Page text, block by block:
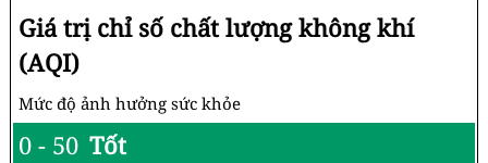
Giá trị chỉ số chất lượng không khí
(AQI)
Mức độ ảnh hưởng sức khỏe
0 - 50 Tốt